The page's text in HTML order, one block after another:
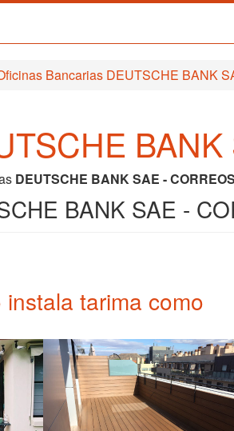
Bancarias DEUTSCHE BANK
DEUTSCHE BANK SAE - CORREOS
BANK SAE -
tarima como